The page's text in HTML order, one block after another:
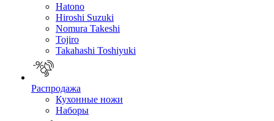
Hatono
Hiroshi Suzuki
Nomura Takeshi
Tojiro
Takahashi Toshiyuki
Распродажа
Кухонные ножи
Наборы